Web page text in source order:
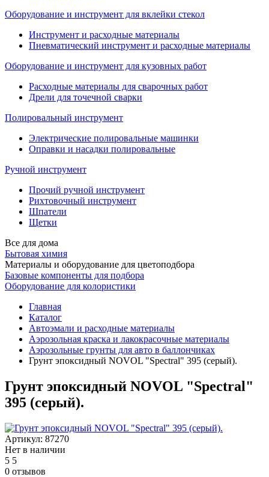
Оборудование и инструмент для вклейки стекол
Инструмент и расходные материалы
Пневматический инструмент и расходные материалы
Оборудование и инструмент для кузовных работ
Расходные материалы для сварочных работ
Дрели для точечной сварки
Полировальный инструмент
Электрические полировальные машинки
Оправки и насадки полировальные
Ручной инструмент
Прочий ручной инструмент
Рихтовочный инструмент
Шпатели
Щетки
Все для дома
Бытовая химия
Материалы и оборудование для цветоподбора
Базовые компоненты для подбора
Оборудование для колористики
Главная
Каталог
Автоэмали и расходные материалы
Аэрозольная краска и лакокрасочные материалы
Аэрозольные грунты для авто в баллончиках
Грунт эпоксидный NOVOL "Spectral" 395 (серый).
Грунт эпоксидный NOVOL "Spectral"
395 (серый).
Артикул: 87270
Нет в наличии
5 5
0 отзывов